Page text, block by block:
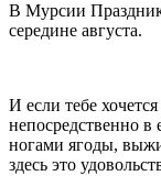
В Мурсии
середине августа.
И если тебе
непосредственно в
ногами ягоды,
здесь это